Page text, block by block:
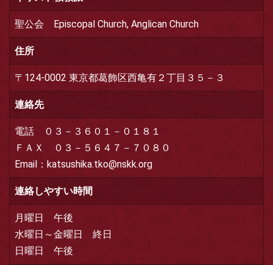
聖公会 Episcopal Church, Anglican Church
住所
〒124-0002 東京都葛飾区西亀有２丁目３５－３
連絡先
電話 ０３－３６０１－０１８１
ＦＡＸ ０３－５６４７－７０８０
Email：katsushika.tko@nskk.org
連絡しやすい時間
月曜日 午後
水曜日～金曜日 終日
日曜日 午後